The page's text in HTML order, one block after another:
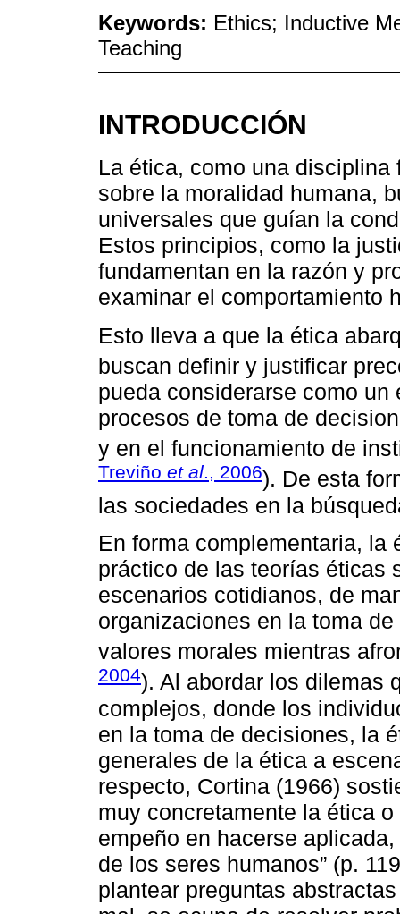
Keywords: Ethics; Inductive
Teaching
INTRODUCCIÓN
La ética, como una
sobre la moralidad humana,
universales que guían la
Estos principios, como la
fundamentan en la razón y
examinar el comportamiento
Esto lleva a que la ética
buscan definir y justificar
pueda considerarse como
procesos de toma de
y en el funcionamiento de
Treviño et al., 2006). De esta
las sociedades en la
En forma complementaria, la
práctico de las teorías éticas
escenarios cotidianos, de
organizaciones en la toma
valores morales mientras
2004). Al abordar los dilemas
complejos, donde los
en la toma de decisiones, la
generales de la ética a
respecto, Cortina (1966)
muy concretamente la ética
empeño en hacerse
de los seres humanos” (p.
plantear preguntas